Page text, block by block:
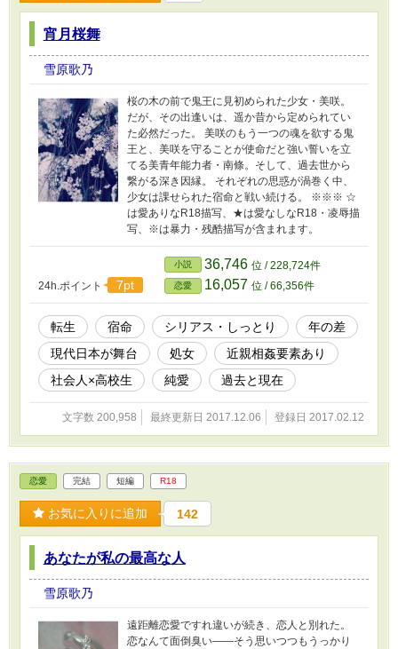
宵月桜舞
雪原歌乃
桜の木の前で鬼王に見初められた少女・美咲。
だが、その出逢いは、遥か昔から定められてい
た必然だった。 美咲のもう一つの魂を欲する鬼
王と、美咲を守ることが使命だと強い誓いを立
てる美青年能力者・南條。そして、過去世から
繋がる深き因縁。 それぞれの思惑が渦巻く中、
少女は課せられた宿命と戦い続ける。 ※※※ ☆
は愛ありなR18描写、★は愛なしなR18・凌辱描
写、※は暴力・残酷描写が含まれます。
24h.ポイント 7pt
小説 36,746 位 / 228,724件
恋愛 16,057 位 / 66,356件
転生 宿命 シリアス・しっとり
年の差
現代日本が舞台
処女
近親相姦要素あり
社会人×高校生
純愛 過去と現在
文字数 200,958 最終更新日 2017.12.06 登録日 2017.02.12
恋愛 完結 短編 R18
お気に入りに追加 142
あなたが私の最高な人
雪原歌乃
遠距離恋愛ですれ違いが続き、恋人と別れた。
恋なんて面倒臭い――そう思いつつもうっかり